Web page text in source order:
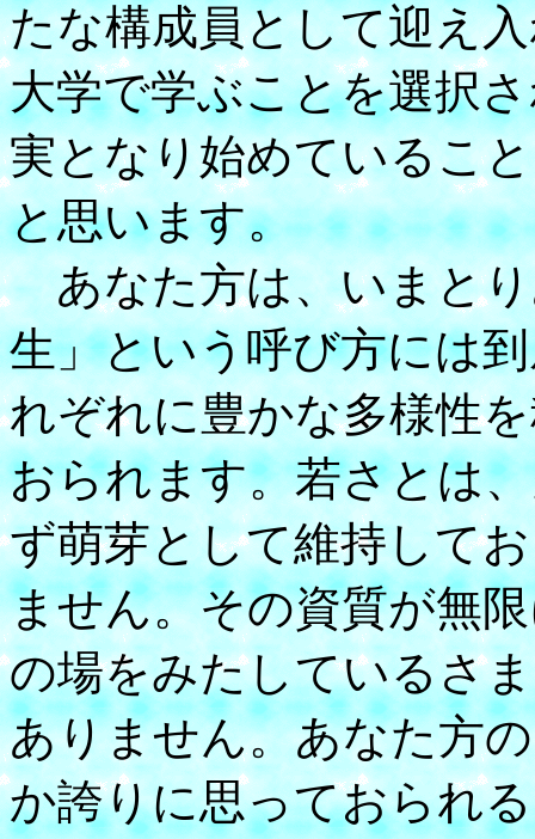
たな構成員として迎え
大学で学ぶことを選択
実となり始めているこ
と思います。
あなた方は、いまとり
生」という呼び方には
れぞれに豊かな多様性
おられます。若さとは
ず萌芽として維持して
ません。その資質が無
の場をみたしているさ
ありません。あなた方
か誇りに思っておられ